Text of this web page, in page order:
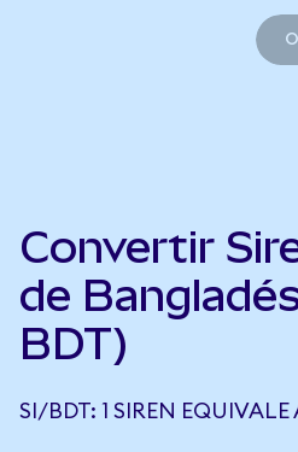
Convertir
de
BDT)
SI/BDT: 1 SIREN